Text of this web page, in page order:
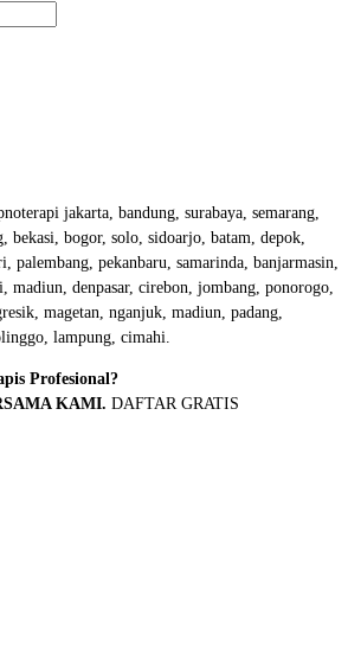
jakarta, bandung, surabaya, semarang,
bekasi, bogor, solo, sidoarjo, batam, depok,
palembang, pekanbaru, samarinda, banjarmasin,
madiun, denpasar, cirebon, jombang, ponorogo,
magetan, nganjuk, madiun, padang,
lampung, cimahi.
Profesional?
KAMI. DAFTAR GRATIS